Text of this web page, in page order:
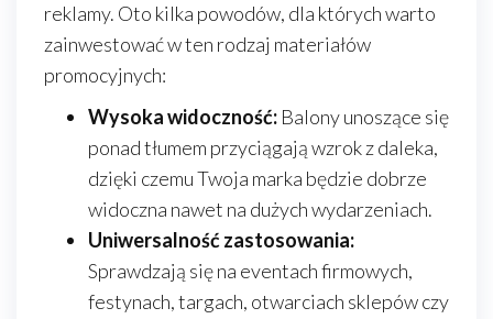
reklamy. Oto kilka powodów, dla których warto
zainwestować w ten rodzaj materiałów
promocyjnych:
Wysoka widoczność: Balony unoszące się
ponad tłumem przyciągają wzrok z daleka,
dzięki czemu Twoja marka będzie dobrze
widoczna nawet na dużych wydarzeniach.
Uniwersalność zastosowania:
Sprawdzają się na eventach firmowych,
festynach, targach, otwarciach sklepów czy